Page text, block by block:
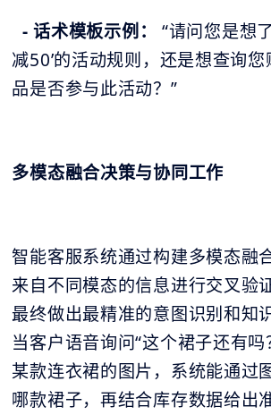
- 话术模板示例：“请问您是想
减50’的活动规则，还是想查询
品是否参与此活动？”
多模态融合决策与协同工作
智能客服系统通过构建多模态融
来自不同模态的信息进行交叉验
最终做出最精准的意图识别和知
当客户语音询问“这个裙子还有吗
某款连衣裙的图片，系统能通过
哪款裙子，再结合库存数据给出